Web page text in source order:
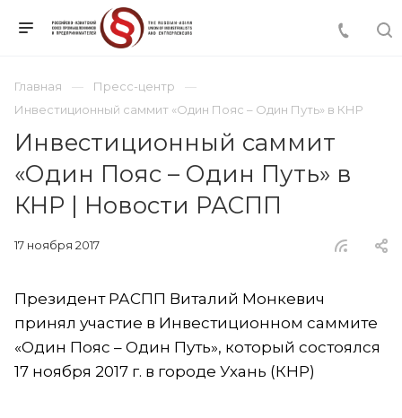
Главная
Пресс-центр
Инвестиционный саммит «Один Пояс – Один Путь» в КНР
Инвестиционный саммит
«Один Пояс – Один Путь» в
КНР | Новости РАСПП
17 ноября 2017
Президент РАСПП Виталий Монкевич
принял участие в Инвестиционном саммите
«Один Пояс – Один Путь», который состоялся
17 ноября 2017 г. в городе Ухань (КНР)